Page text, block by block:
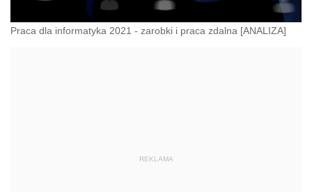
Praca dla informatyka 2021 - zarobki i praca zdalna [ANALIZA]